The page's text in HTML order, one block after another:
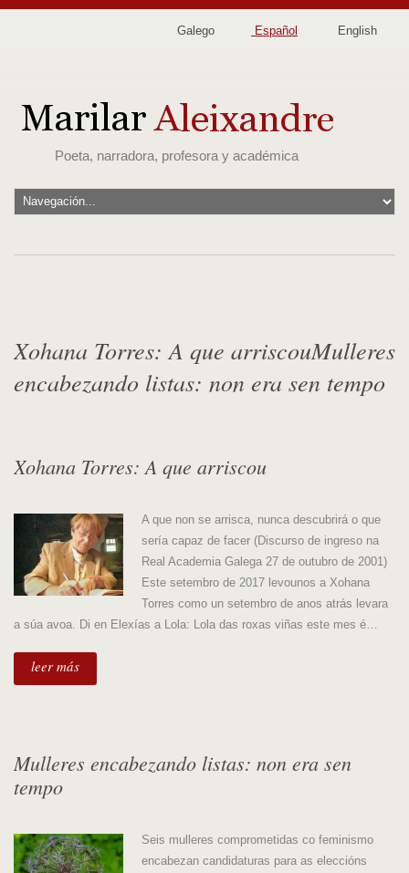
Galego Español English
Poeta, narradora, profesora y académica
Xohana Torres: A que arriscouMulleres
encabezando listas: non era sen tempo
Xohana Torres: A que arriscou
A que non se arrisca, nunca descubrirá o que
sería capaz de facer (Discurso de ingreso na
Real Academia Galega 27 de outubro de 2001)
Este setembro de 2017 levounos a Xohana
Torres como un setembro de anos atrás levara
a súa avoa. Di en Elexías a Lola: Lola das roxas viñas este mes é…
leer más
Mulleres encabezando listas: non era sen
tempo
Seis mulleres comprometidas co feminismo
encabezan candidaturas para as eleccións